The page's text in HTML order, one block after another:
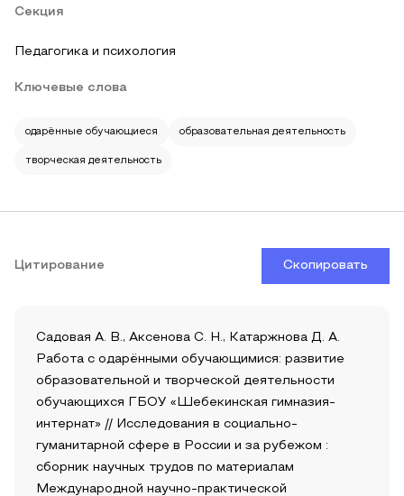
Секция
Педагогика и психология
Ключевые слова
одарённые обучающиеся образовательная деятельность
творческая деятельность
Цитирование Скопировать
Садовая А. В., Аксенова С. Н., Катаржнова Д. А.
Работа с одарёнными обучающимися: развитие
образовательной и творческой деятельности
обучающихся ГБОУ «Шебекинская гимназия-
интернат» // Исследования в социально-
гуманитарной сфере в России и за рубежом :
сборник научных трудов по материалам
Международной научно-практической